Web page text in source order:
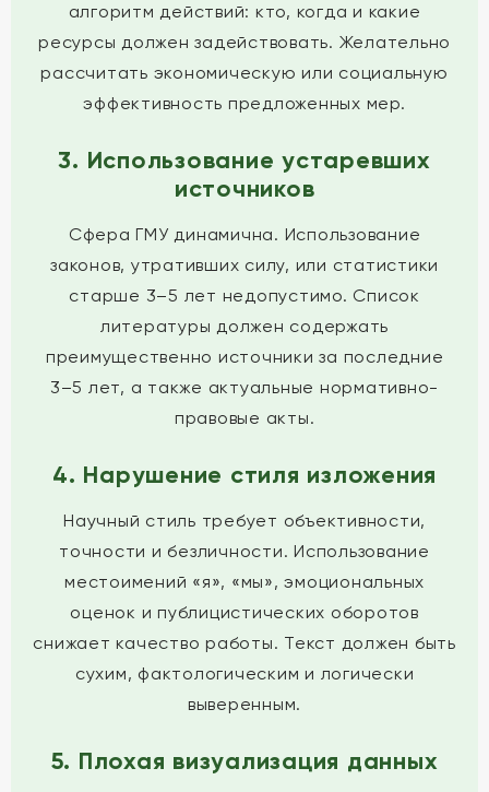
алгоритм действий: кто, когда и какие
ресурсы должен задействовать. Желательно
рассчитать экономическую или социальную
эффективность предложенных мер.
3. Использование устаревших
источников
Сфера ГМУ динамична. Использование
законов, утративших силу, или статистики
старше 3–5 лет недопустимо. Список
литературы должен содержать
преимущественно источники за последние
3–5 лет, а также актуальные нормативно-
правовые акты.
4. Нарушение стиля изложения
Научный стиль требует объективности,
точности и безличности. Использование
местоимений «я», «мы», эмоциональных
оценок и публицистических оборотов
снижает качество работы. Текст должен быть
сухим, фактологическим и логически
выверенным.
5. Плохая визуализация данных